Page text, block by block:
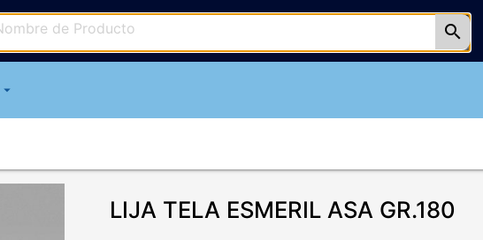
search
arrow_drop_down
LIJA TELA ESMERIL ASA GR.180